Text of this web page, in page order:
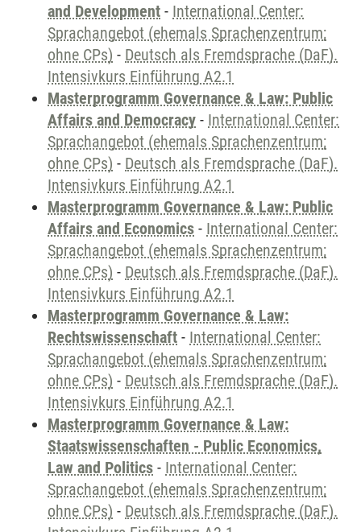
and Development - International Center:
Sprachangebot (ehemals Sprachenzentrum;
ohne CPs) - Deutsch als Fremdsprache (DaF).
Intensivkurs Einführung A2.1
Masterprogramm Governance & Law: Public
Affairs and Democracy - International Center:
Sprachangebot (ehemals Sprachenzentrum;
ohne CPs) - Deutsch als Fremdsprache (DaF).
Intensivkurs Einführung A2.1
Masterprogramm Governance & Law: Public
Affairs and Economics - International Center:
Sprachangebot (ehemals Sprachenzentrum;
ohne CPs) - Deutsch als Fremdsprache (DaF).
Intensivkurs Einführung A2.1
Masterprogramm Governance & Law:
Rechtswissenschaft - International Center:
Sprachangebot (ehemals Sprachenzentrum;
ohne CPs) - Deutsch als Fremdsprache (DaF).
Intensivkurs Einführung A2.1
Masterprogramm Governance & Law:
Staatswissenschaften - Public Economics,
Law and Politics - International Center:
Sprachangebot (ehemals Sprachenzentrum;
ohne CPs) - Deutsch als Fremdsprache (DaF).